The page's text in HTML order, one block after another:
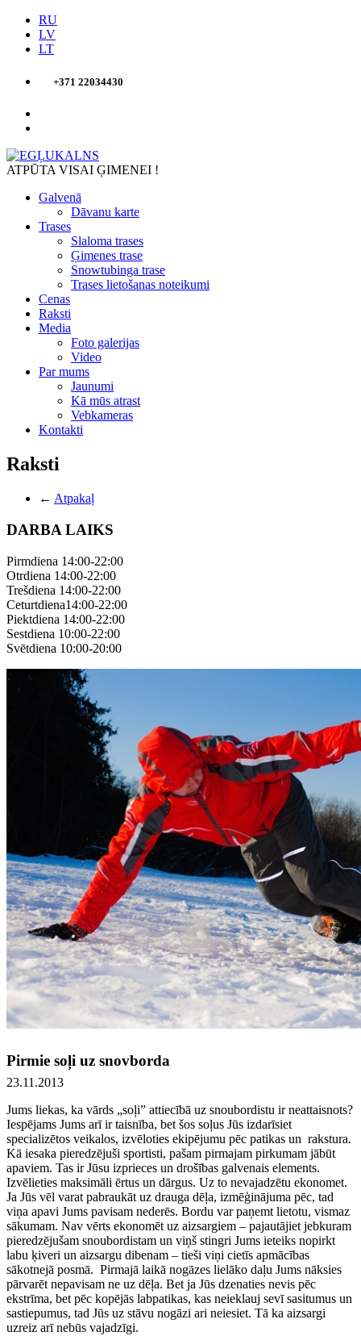
RU
LV
LT
+371 22034430
ATPŪTA VISAI ĢIMENEI !
Galvenā
Dāvanu karte
Trases
Slaloma trases
Ģimenes trase
Snowtubinga trase
Trases lietošanas noteikumi
Cenas
Raksti
Media
Foto galerijas
Video
Par mums
Jaunumi
Kā mūs atrast
Vebkameras
Kontakti
Raksti
← Atpakaļ
DARBA LAIKS
Pirmdiena 14:00-22:00
Otrdiena 14:00-22:00
Trešdiena 14:00-22:00
Ceturtdiena14:00-22:00
Piektdiena 14:00-22:00
Sestdiena 10:00-22:00
Svētdiena 10:00-20:00
Pirmie soļi uz snovborda
23.11.2013
Jums liekas, ka vārds „soļi” attiecībā uz snoubordistu ir neattaisnots?
Iespējams Jums arī ir taisnība, bet šos soļus Jūs izdarīsiet
specializētos veikalos, izvēloties ekipējumu pēc patikas un rakstura.
Kā iesaka pieredzējuši sportisti, pašam pirmajam pirkumam jābūt
apaviem. Tas ir Jūsu izprieces un drošības galvenais elements.
Izvēlieties maksimāli ērtus un dārgus. Uz to nevajadzētu ekonomet.
Ja Jūs vēl varat pabraukāt uz drauga dēļa, izmēģinājuma pēc, tad
viņa apavi Jums pavisam nederēs. Bordu var paņemt lietotu, vismaz
sākumam. Nav vērts ekonomēt uz aizsargiem – pajautājiet jebkuram
pieredzējušam snoubordistam un viņš stingri Jums ieteiks nopirkt
labu ķiveri un aizsargu dibenam – tieši viņi cietīs apmācības
sākotnejā posmā. Pirmajā laikā nogāzes lielāko daļu Jums nāksies
pārvarēt nepavisam ne uz dēļa. Bet ja Jūs dzenaties nevis pēc
ekstrīma, bet pēc kopējās labpatikas, kas neieklauj sevī sasitumus un
sastiepumus, tad Jūs uz stāvu nogāzi ari neiesiet. Tā ka aizsargi
uzreiz arī nebūs vajadzīgi.